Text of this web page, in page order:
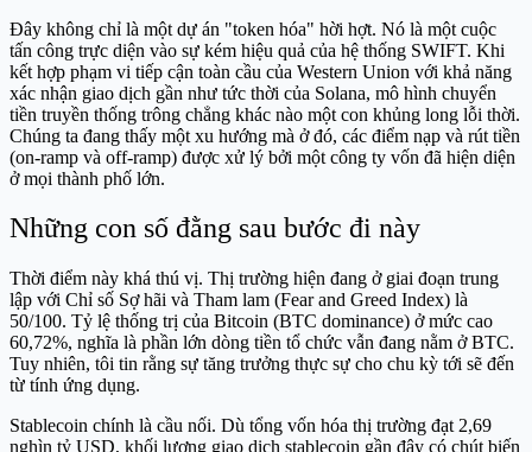
Đây không chỉ là một dự án "token hóa" hời hợt. Nó là một cuộc
tấn công trực diện vào sự kém hiệu quả của hệ thống SWIFT. Khi
kết hợp phạm vi tiếp cận toàn cầu của Western Union với khả năng
xác nhận giao dịch gần như tức thời của Solana, mô hình chuyển
tiền truyền thống trông chẳng khác nào một con khủng long lỗi thời.
Chúng ta đang thấy một xu hướng mà ở đó, các điểm nạp và rút tiền
(on-ramp và off-ramp) được xử lý bởi một công ty vốn đã hiện diện
ở mọi thành phố lớn.
Những con số đằng sau bước đi này
Thời điểm này khá thú vị. Thị trường hiện đang ở giai đoạn trung
lập với Chỉ số Sợ hãi và Tham lam (Fear and Greed Index) là
50/100. Tỷ lệ thống trị của Bitcoin (BTC dominance) ở mức cao
60,72%, nghĩa là phần lớn dòng tiền tổ chức vẫn đang nằm ở BTC.
Tuy nhiên, tôi tin rằng sự tăng trưởng thực sự cho chu kỳ tới sẽ đến
từ tính ứng dụng.
Stablecoin chính là cầu nối. Dù tổng vốn hóa thị trường đạt 2,69
nghìn tỷ USD, khối lượng giao dịch stablecoin gần đây có chút biến